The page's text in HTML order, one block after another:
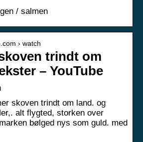
/ salmen
› watch
trindt om
– YouTube
skoven trindt om land. og
alt flygted, storken over
bølged nys som guld. med